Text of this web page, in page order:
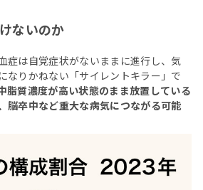
ないのか
症は自覚症状がないままに進行し、気
なりかねない「サイレントキラー」で
脂質濃度が高い状態のまま放置している
脳卒中など重大な病気につながる可能